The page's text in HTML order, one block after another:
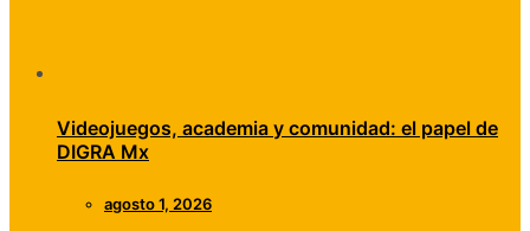
Videojuegos, academia y comunidad: el papel de
DIGRA Mx
agosto 1, 2026